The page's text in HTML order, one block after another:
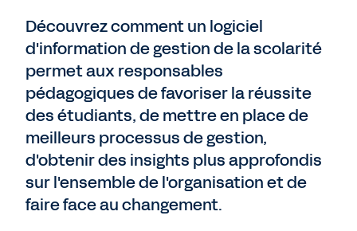
Découvrez comment un logiciel
d'information de gestion de la scolarité
permet aux responsables
pédagogiques de favoriser la réussite
des étudiants, de mettre en place de
meilleurs processus de gestion,
d'obtenir des insights plus approfondis
sur l'ensemble de l'organisation et de
faire face au changement.